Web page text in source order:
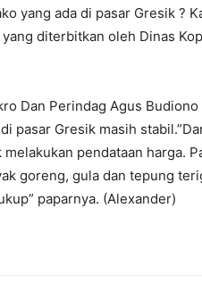
yang ada di pasar Gresik ?
diterbitkan oleh Dinas
Dan Perindag Agus Budiono
pasar Gresik masih
pendataan harga.
goreng, gula dan tepung
paparnya. (Alexander)